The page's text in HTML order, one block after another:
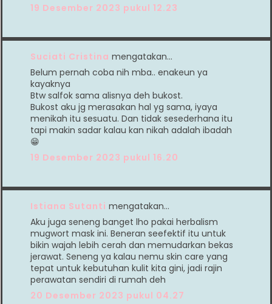
19 Desember 2023 pukul 12.23
Suciati Cristina mengatakan…
Belum pernah coba nih mba.. enakeun ya
kayaknya
Btw salfok sama alisnya deh bukost.
Bukost aku jg merasakan hal yg sama, iyaya
menikah itu sesuatu. Dan tidak sesederhana itu
tapi makin sadar kalau kan nikah adalah ibadah
😁
19 Desember 2023 pukul 16.20
Istiana Sutanti mengatakan…
Aku juga seneng banget lho pakai herbalism
mugwort mask ini. Beneran seefektif itu untuk
bikin wajah lebih cerah dan memudarkan bekas
jerawat. Seneng ya kalau nemu skin care yang
tepat untuk kebutuhan kulit kita gini, jadi rajin
perawatan sendiri di rumah deh
20 Desember 2023 pukul 04.27